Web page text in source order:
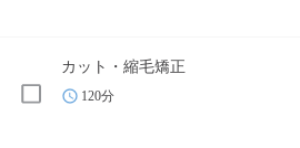
カット・縮毛矯正
120分